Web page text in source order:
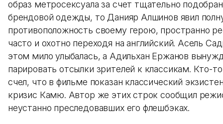
образ метросексуала за счет тщательно
брендовой одежды, то Данияр Алшинов явил
противоположность своему герою, пространно
часто и охотно переходя на английский. Асель
этом мило улыбалась, а Адильхан Ержанов
парировать отсылки зрителей к классикам. Кто-
счел, что в фильме показан классический
кризис Камю. Автор же этих строк сообщил
неустанно преследовавших его флешбэках.